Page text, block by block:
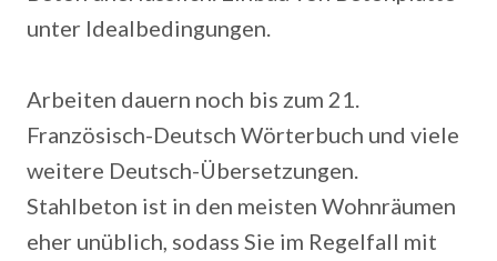
unter Idealbedingungen.
Arbeiten dauern noch bis zum 21.
Französisch-Deutsch Wörterbuch und viele
weitere Deutsch-Übersetzungen.
Stahlbeton ist in den meisten Wohnräumen
eher unüblich, sodass Sie im Regelfall mit